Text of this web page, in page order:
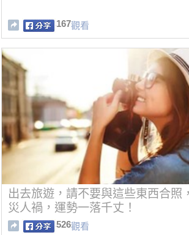
167觀看
出去旅遊，請不要與這些東西合照
災人禍，運勢一落千丈！
526觀看